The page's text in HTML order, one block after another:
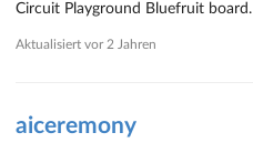
Circuit Playground Bluefruit board.
Aktualisiert vor 2 Jahren
aiceremony